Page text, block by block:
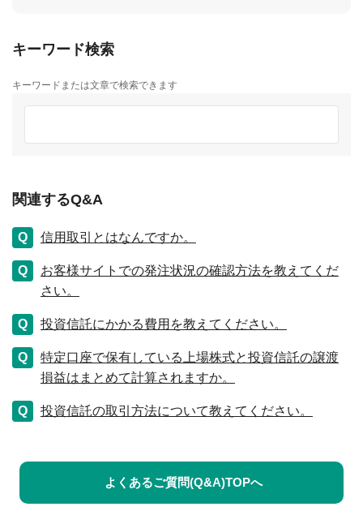
キーワード検索
キーワードまたは文章で検索できます
関連するQ&A
信用取引とはなんですか。
お客様サイトでの発注状況の確認方法を教えてくだ
さい。
投資信託にかかる費用を教えてください。
特定口座で保有している上場株式と投資信託の譲渡
損益はまとめて計算されますか。
投資信託の取引方法について教えてください。
よくあるご質問(Q&A)TOPへ